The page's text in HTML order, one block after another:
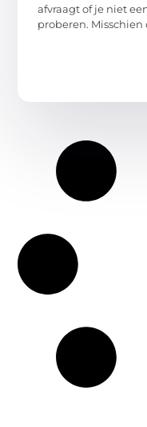
afvraagt of je niet
proberen. Misschien